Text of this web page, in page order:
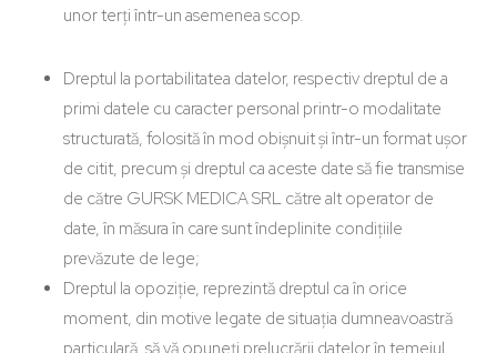
unor terți într-un asemenea scop.
Dreptul la portabilitatea datelor, respectiv dreptul de a
primi datele cu caracter personal printr-o modalitate
structurată, folosită în mod obișnuit și într-un format ușor
de citit, precum și dreptul ca aceste date să fie transmise
de către GURSK MEDICA SRL către alt operator de
date, în măsura în care sunt îndeplinite condițiile
prevăzute de lege;
Dreptul la opoziție, reprezintă dreptul ca în orice
moment, din motive legate de situația dumneavoastră
particulară, să vă opuneți prelucrării datelor în temeiul